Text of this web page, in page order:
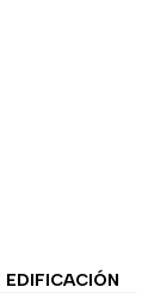
EDIFICACIÓN